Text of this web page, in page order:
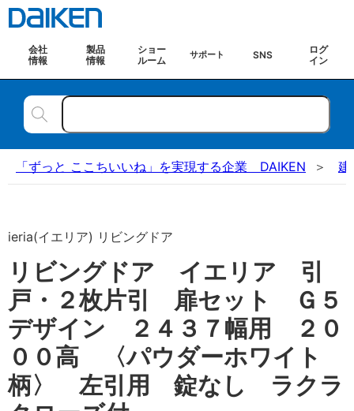
会社
情報
製品
情報
ショー
ルーム
サポート SNS
ログ
イン
「ずっと ここちいいね」を実現する企業 DAIKEN 建
ieria(イエリア) リビングドア
リビングドア イエリア 引
戸・２枚片引 扉セット Ｇ５
デザイン ２４３７幅用 ２０
００高 〈パウダーホワイト
柄〉 左引用 錠なし ラクラ